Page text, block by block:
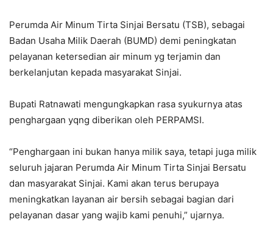
Perumda Air Minum Tirta Sinjai Bersatu (TSB), sebagai
Badan Usaha Milik Daerah (BUMD) demi peningkatan
pelayanan ketersedian air minum yg terjamin dan
berkelanjutan kepada masyarakat Sinjai.
Bupati Ratnawati mengungkapkan rasa syukurnya atas
penghargaan yqng diberikan oleh PERPAMSI.
“Penghargaan ini bukan hanya milik saya, tetapi juga milik
seluruh jajaran Perumda Air Minum Tirta Sinjai Bersatu
dan masyarakat Sinjai. Kami akan terus berupaya
meningkatkan layanan air bersih sebagai bagian dari
pelayanan dasar yang wajib kami penuhi,” ujarnya.